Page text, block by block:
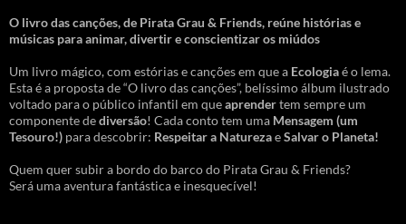
O livro das canções,de Pirata Grau & Friends, reúne histórias e
músicas para animar, divertir e conscientizar os miúdos
Um livro mágico, com estórias e canções em que a Ecologiaé o lema.
Esta é a proposta de “O livro das canções”, belíssimo álbum ilustrado
voltado para o público infantil em queaprendertem sempre um
componente dediversão! Cada conto tem uma Mensagem (um
Tesouro!) para descobrir: Respeitar a NaturezaeSalvar o Planeta!
Quem quer subir a bordo do barco do Pirata Grau & Friends?
Será uma aventura fantástica e inesquecível!